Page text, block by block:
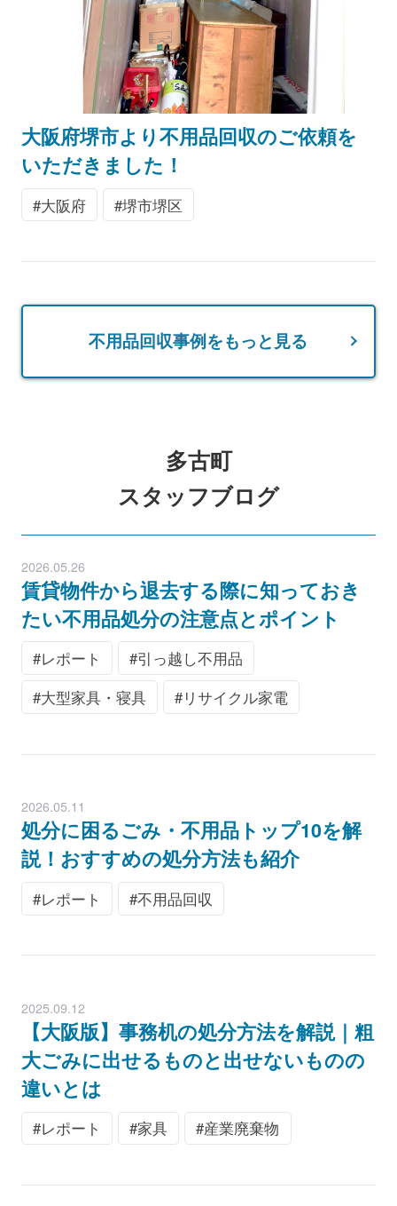
大阪府堺市より不用品回収のご依頼を
いただきました！
大阪府 堺市堺区
不用品回収事例をもっと見る
多古町
スタッフブログ
2026.05.26
賃貸物件から退去する際に知っておき
たい不用品処分の注意点とポイント
レポート
引っ越し不用品
大型家具・寝具
リサイクル家電
2026.05.11
処分に困るごみ・不用品トップ10を解
説！おすすめの処分方法も紹介
レポート 不用品回収
2025.09.12
【大阪版】事務机の処分方法を解説｜粗
大ごみに出せるものと出せないものの
違いとは
レポート 家具 産業廃棄物